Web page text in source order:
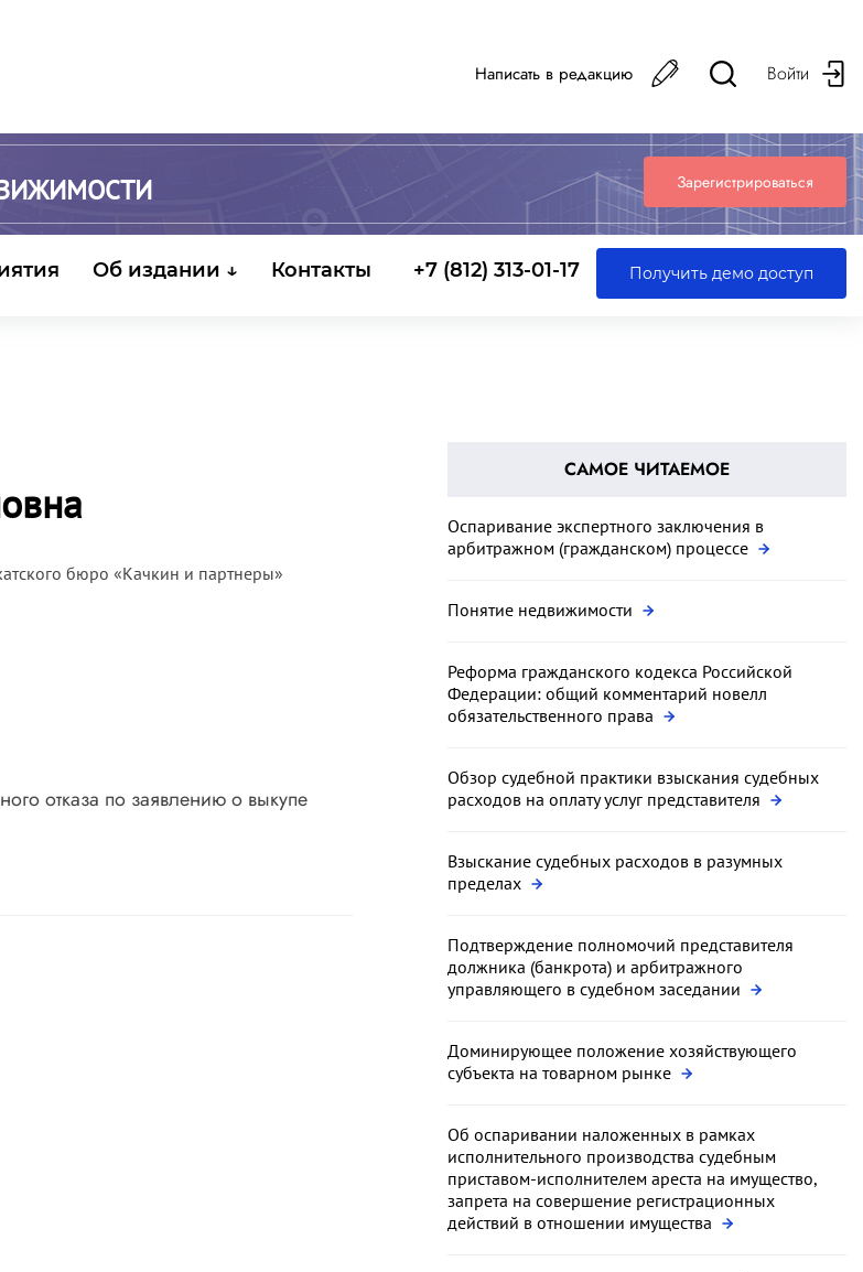
Написать в редакцию Войти
Зарегистрироваться
Об издании ↓ Контакты +7 (812) 313-01-17 Получить демо доступ
бюро «Качкин и партнеры»
отказа по заявлению о выкупе
САМОЕ ЧИТАЕМОЕ
Оспаривание экспертного заключения в
арбитражном (гражданском) процессе
Понятие недвижимости
Реформа гражданского кодекса Российской
Федерации: общий комментарий новелл
обязательственного права
Обзор судебной практики взыскания судебных
расходов на оплату услуг представителя
Взыскание судебных расходов в разумных
пределах
Подтверждение полномочий представителя
должника (банкрота) и арбитражного
управляющего в судебном заседании
Доминирующее положение хозяйствующего
субъекта на товарном рынке
Об оспаривании наложенных в рамках
исполнительного производства судебным
приставом-исполнителем ареста на имущество,
запрета на совершение регистрационных
действий в отношении имущества